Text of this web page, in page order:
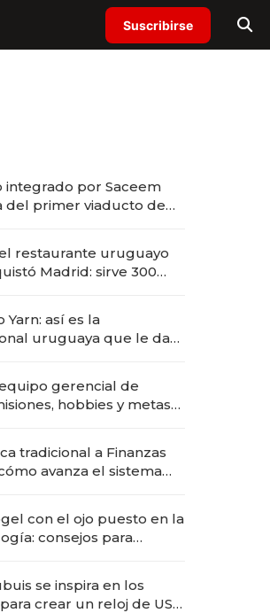
Suscribirse
integrado por Saceem
del primer viaducto de
restaurante uruguayo
Madrid: sirve 300
Yarn: así es la
uruguaya que le da
gerencial de
hobbies y metas
tradicional a Finanzas
avanza el sistema
con el ojo puesto en la
consejos para
se inspira en los
crear un reloj de US$